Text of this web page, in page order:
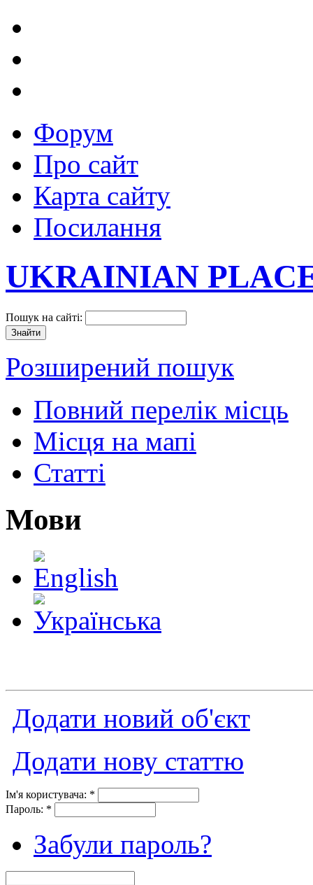
Форум
Про сайт
Карта сайту
Посилання
UKRAINIAN
Пошук на сайті:
Розширений пошук
Повний перелік місць
Місця на мапі
Статті
Мови
Додати новий об'єкт
Додати нову статтю
Ім'я користувача: *
Пароль: *
Забули пароль?